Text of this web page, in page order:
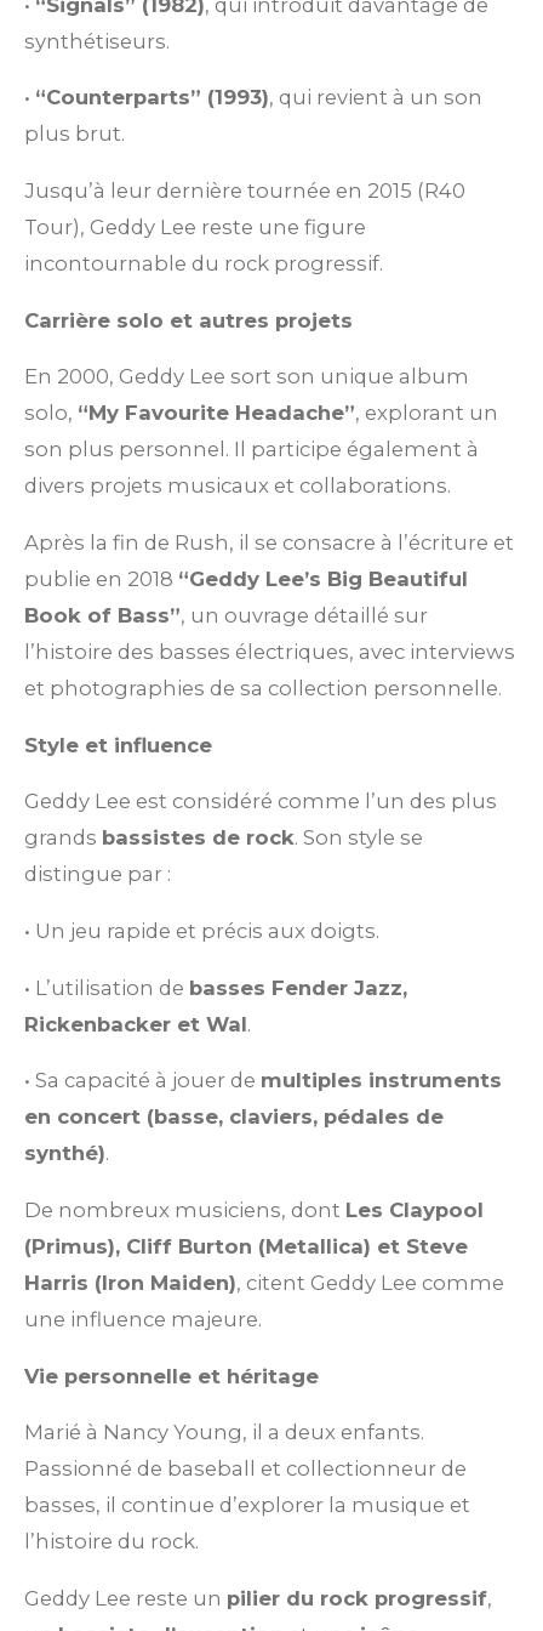
synthétiseurs.
• “Counterparts” (1993), qui revient à un son
plus brut.
Jusqu’à leur dernière tournée en 2015 (R40
Tour), Geddy Lee reste une figure
incontournable du rock progressif.
Carrière solo et autres projets
En 2000, Geddy Lee sort son unique album
solo, “My Favourite Headache”, explorant un
son plus personnel. Il participe également à
divers projets musicaux et collaborations.
Après la fin de Rush, il se consacre à l’écriture et
publie en 2018 “Geddy Lee’s Big Beautiful
Book of Bass”, un ouvrage détaillé sur
l’histoire des basses électriques, avec interviews
et photographies de sa collection personnelle.
Style et influence
Geddy Lee est considéré comme l’un des plus
grands bassistes de rock. Son style se
distingue par :
• Un jeu rapide et précis aux doigts.
• L’utilisation de basses Fender Jazz,
Rickenbacker et Wal.
• Sa capacité à jouer de multiples instruments
en concert (basse, claviers, pédales de
synthé).
De nombreux musiciens, dont Les Claypool
(Primus), Cliff Burton (Metallica) et Steve
Harris (Iron Maiden), citent Geddy Lee comme
une influence majeure.
Vie personnelle et héritage
Marié à Nancy Young, il a deux enfants.
Passionné de baseball et collectionneur de
basses, il continue d’explorer la musique et
l’histoire du rock.
Geddy Lee reste un pilier du rock progressif,